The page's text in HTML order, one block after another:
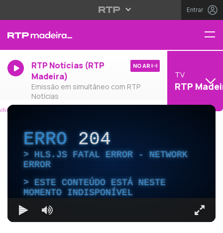
Entrar
RTP Notícias (RTP
Madeira)
Emissão em simultâneo com RTP
Notícias
NO AR
TV
RTP
ERRO204
HLS.JS FATAL ERROR - NETWORK
ERROR
ESTE CONTEÚDO ESTÁ NESTE
MOMENTO INDISPONÍVEL